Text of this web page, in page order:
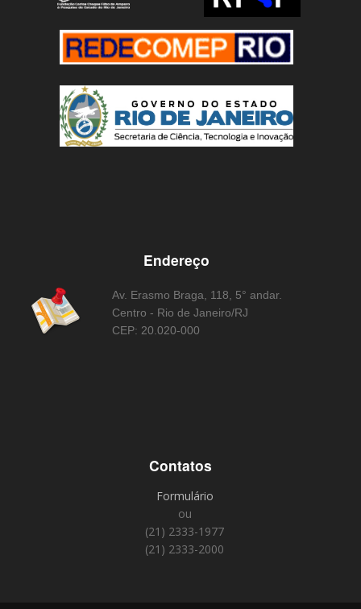
Endereço
Av. Erasmo Braga, 118, 5° andar.
Centro - Rio de Janeiro/RJ
CEP: 20.020-000
Contatos
Formulário
ou
(21) 2333-1977
(21) 2333-2000